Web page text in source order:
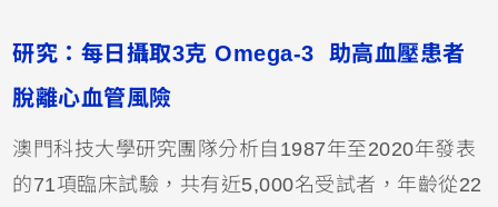
研究：每日攝取3克 Omega-3 助高血壓患者
脫離心血管風險
澳門科技大學研究團隊分析自1987年至2020年發表
的71項臨床試驗，共有近5,000名受試者，年齡從22